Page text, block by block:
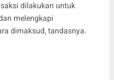
dilakukan untuk
melengkapi
dimaksud, tandasnya.